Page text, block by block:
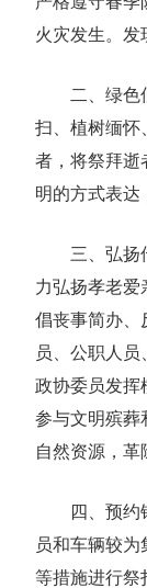
火灾发生。发
二、绿色低
扫、植树缅怀
者，将祭拜逝
明的方式表达
三、弘扬传
力弘扬孝老爱
倡丧事简办、
员、公职人员
政协委员发挥
参与文明殡葬
自然资源，革
四、预约错
员和车辆较
等措施进行祭